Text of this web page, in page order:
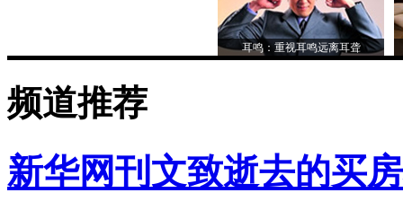
耳鸣：重视耳鸣远离耳聋
频道推荐
新华网刊文致逝去的买